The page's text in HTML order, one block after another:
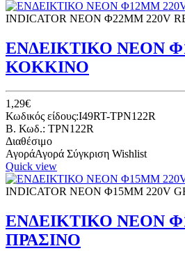
INDICATOR NEON Φ22ΜΜ 220V
ΕΝΔΕΙΚΤΙΚΟ ΝΕΟΝ
ΚΟΚΚΙΝΟ
1,29€
Κωδικός είδους:I49RT-TPN122R
B. Κωδ.: TPN122R
Διαθέσιμο
ΑγοράΑγορά Σύγκριση Wishlist
Quick view
INDICATOR NEON Φ15ΜΜ 220V
ΕΝΔΕΙΚΤΙΚΟ ΝΕΟΝ
ΠΡΑΣΙΝΟ